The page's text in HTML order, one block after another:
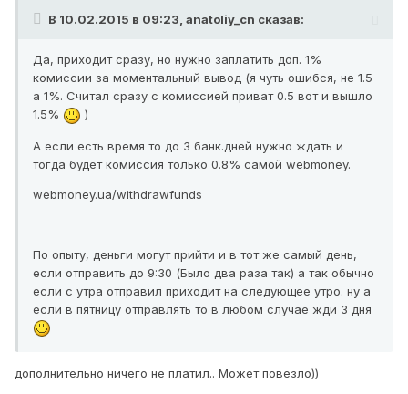
В 10.02.2015 в 09:23, anatoliy_cn сказав:
Да, приходит сразу, но нужно заплатить доп. 1%
комиссии за моментальный вывод (я чуть ошибся, не 1.5
а 1%. Считал сразу с комиссией приват 0.5 вот и вышло
1.5%
)
А если есть время то до 3 банк.дней нужно ждать и
тогда будет комиссия только 0.8% самой webmoney.
webmoney.ua/withdrawfunds
По опыту, деньги могут прийти и в тот же самый день,
если отправить до 9:30 (Было два раза так) а так обычно
если с утра отправил приходит на следующее утро. ну а
если в пятницу отправлять то в любом случае жди 3 дня
дополнительно ничего не платил.. Может повезло))